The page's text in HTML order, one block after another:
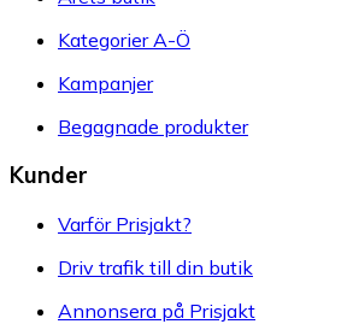
Kategorier A-Ö
Kampanjer
Begagnade produkter
Kunder
Varför Prisjakt?
Driv trafik till din butik
Annonsera på Prisjakt